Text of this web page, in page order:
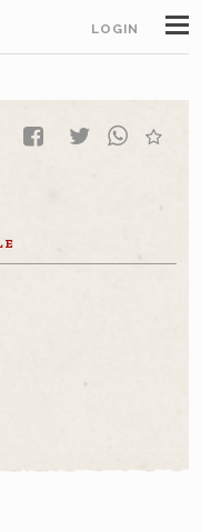
LOGIN